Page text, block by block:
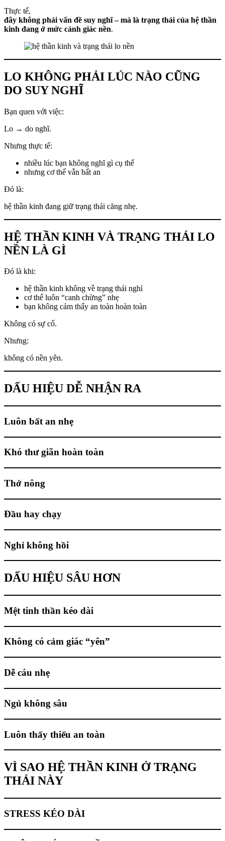
Thực tế,
đây không phải vấn đề suy nghĩ – mà là trạng thái của hệ thần
kinh đang ở mức cảnh giác nền.
LO KHÔNG PHẢI LÚC NÀO CŨNG
DO SUY NGHĨ
Bạn quen với việc:
Lo → do nghĩ.
Nhưng thực tế:
nhiều lúc bạn không nghĩ gì cụ thể
nhưng cơ thể vẫn bất an
Đó là:
hệ thần kinh đang giữ trạng thái căng nhẹ.
HỆ THẦN KINH VÀ TRẠNG THÁI LO
NỀN LÀ GÌ
Đó là khi:
hệ thần kinh không về trạng thái nghỉ
cơ thể luôn “canh chừng” nhẹ
bạn không cảm thấy an toàn hoàn toàn
Không có sự cố.
Nhưng:
không có nền yên.
DẤU HIỆU DỄ NHẬN RA
Luôn bất an nhẹ
Khó thư giãn hoàn toàn
Thở nông
Đầu hay chạy
Nghỉ không hồi
DẤU HIỆU SÂU HƠN
Mệt tinh thần kéo dài
Không có cảm giác “yên”
Dễ cáu nhẹ
Ngủ không sâu
Luôn thấy thiếu an toàn
VÌ SAO HỆ THẦN KINH Ở TRẠNG
THÁI NÀY
STRESS KÉO DÀI